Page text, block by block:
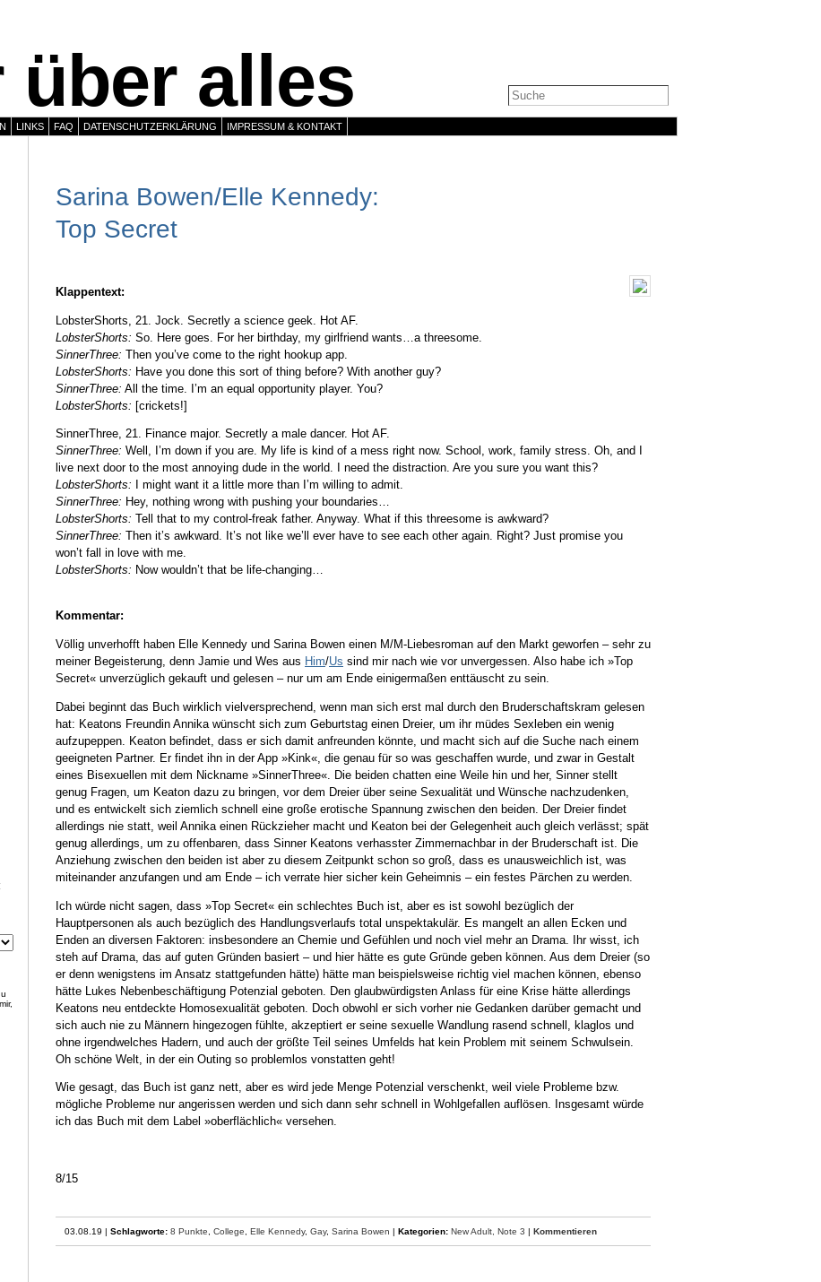
über alles
LINKS FAQ DATENSCHUTZERKLÄRUNG IMPRESSUM & KONTAKT
Sarina Bowen/Elle Kennedy:
Top Secret
Klappentext:
LobsterShorts, 21. Jock. Secretly a science geek. Hot AF.
LobsterShorts: So. Here goes. For her birthday, my girlfriend wants…a threesome.
SinnerThree: Then you’ve come to the right hookup app.
LobsterShorts: Have you done this sort of thing before? With another guy?
SinnerThree: All the time. I’m an equal opportunity player. You?
LobsterShorts: [crickets!]
SinnerThree, 21. Finance major. Secretly a male dancer. Hot AF.
SinnerThree: Well, I’m down if you are. My life is kind of a mess right now. School, work, family stress. Oh, and I
live next door to the most annoying dude in the world. I need the distraction. Are you sure you want this?
LobsterShorts: I might want it a little more than I’m willing to admit.
SinnerThree: Hey, nothing wrong with pushing your boundaries…
LobsterShorts: Tell that to my control-freak father. Anyway. What if this threesome is awkward?
SinnerThree: Then it’s awkward. It’s not like we’ll ever have to see each other again. Right? Just promise you
won’t fall in love with me.
LobsterShorts: Now wouldn’t that be life-changing…
Kommentar:
Völlig unverhofft haben Elle Kennedy und Sarina Bowen einen M/M-Liebesroman auf den Markt geworfen – sehr zu
meiner Begeisterung, denn Jamie und Wes aus Him/Us sind mir nach wie vor unvergessen. Also habe ich »Top
Secret« unverzüglich gekauft und gelesen – nur um am Ende einigermaßen enttäuscht zu sein.
Dabei beginnt das Buch wirklich vielversprechend, wenn man sich erst mal durch den Bruderschaftskram gelesen
hat: Keatons Freundin Annika wünscht sich zum Geburtstag einen Dreier, um ihr müdes Sexleben ein wenig
aufzupeppen. Keaton befindet, dass er sich damit anfreunden könnte, und macht sich auf die Suche nach einem
geeigneten Partner. Er findet ihn in der App »Kink«, die genau für so was geschaffen wurde, und zwar in Gestalt
eines Bisexuellen mit dem Nickname »SinnerThree«. Die beiden chatten eine Weile hin und her, Sinner stellt
genug Fragen, um Keaton dazu zu bringen, vor dem Dreier über seine Sexualität und Wünsche nachzudenken,
und es entwickelt sich ziemlich schnell eine große erotische Spannung zwischen den beiden. Der Dreier findet
allerdings nie statt, weil Annika einen Rückzieher macht und Keaton bei der Gelegenheit auch gleich verlässt; spät
genug allerdings, um zu offenbaren, dass Sinner Keatons verhasster Zimmernachbar in der Bruderschaft ist. Die
Anziehung zwischen den beiden ist aber zu diesem Zeitpunkt schon so groß, dass es unausweichlich ist, was
miteinander anzufangen und am Ende – ich verrate hier sicher kein Geheimnis – ein festes Pärchen zu werden.
Ich würde nicht sagen, dass »Top Secret« ein schlechtes Buch ist, aber es ist sowohl bezüglich der
Hauptpersonen als auch bezüglich des Handlungsverlaufs total unspektakulär. Es mangelt an allen Ecken und
Enden an diversen Faktoren: insbesondere an Chemie und Gefühlen und noch viel mehr an Drama. Ihr wisst, ich
steh auf Drama, das auf guten Gründen basiert – und hier hätte es gute Gründe geben können. Aus dem Dreier (so
er denn wenigstens im Ansatz stattgefunden hätte) hätte man beispielsweise richtig viel machen können, ebenso
hätte Lukes Nebenbeschäftigung Potenzial geboten. Den glaubwürdigsten Anlass für eine Krise hätte allerdings
Keatons neu entdeckte Homosexualität geboten. Doch obwohl er sich vorher nie Gedanken darüber gemacht und
sich auch nie zu Männern hingezogen fühlte, akzeptiert er seine sexuelle Wandlung rasend schnell, klaglos und
ohne irgendwelches Hadern, und auch der größte Teil seines Umfelds hat kein Problem mit seinem Schwulsein.
Oh schöne Welt, in der ein Outing so problemlos vonstatten geht!
Wie gesagt, das Buch ist ganz nett, aber es wird jede Menge Potenzial verschenkt, weil viele Probleme bzw.
mögliche Probleme nur angerissen werden und sich dann sehr schnell in Wohlgefallen auflösen. Insgesamt würde
ich das Buch mit dem Label »oberflächlich« versehen.
8/15
03.08.19 | Schlagworte: 8 Punkte College Elle Kennedy, Gay, Sarina Bowen | Kategorien: New Adult, Note 3 | Kommentieren